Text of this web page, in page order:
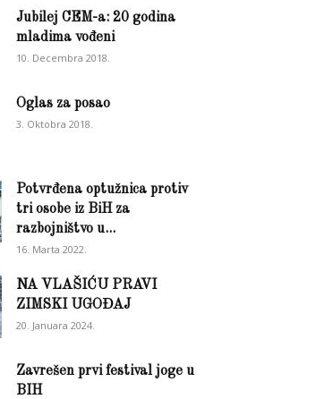
Jubilej CEM-a: 20 godina
mladima vođeni
10. Decembra 2018.
Oglas za posao
3. Oktobra 2018.
Potvrđena optužnica protiv
tri osobe iz BiH za
razbojništvo u...
16. Marta 2022.
NA VLAŠIĆU PRAVI
ZIMSKI UGOĐAJ
20. Januara 2024.
Zavrešen prvi festival joge u
BIH